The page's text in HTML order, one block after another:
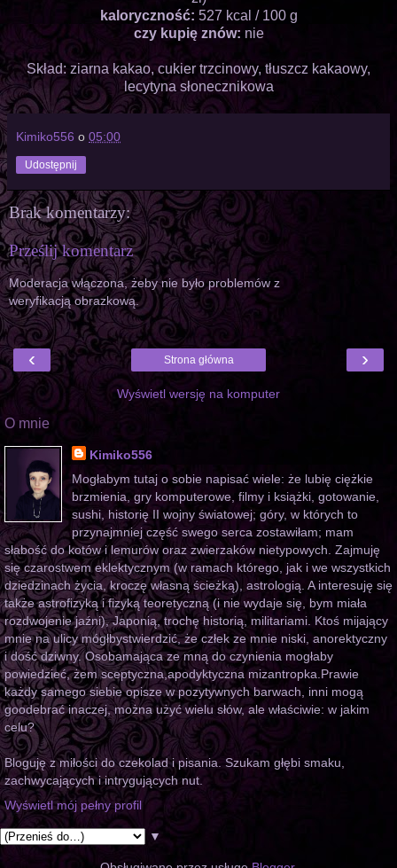
kaloryczność: 527 kcal / 100 g
czy kupię znów: nie
Skład: ziarna kakao, cukier trzcinowy, tłuszcz kakaowy,
lecytyna słonecznikowa
Kimiko556 o 05:00
Udostępnij
Brak komentarzy:
Prześlij komentarz
Moderacja włączona, żeby nie było problemów z
weryfikacją obrazkową.
‹ ›
Strona główna
Wyświetl wersję na komputer
O mnie
Kimiko556
Mogłabym tutaj o sobie napisać wiele: że lubię ciężkie
brzmienia, gry komputerowe, filmy i książki, gotowanie,
sushi, historię II wojny światowej; góry, w których to
przynajmniej część swego serca zostawiłam; mam
słabość do kotów i lemurów oraz zwierzaków nietypowych. Zajmuję
się czarostwem eklektycznym (w ramach którego, jak i we wszystkich
dziedzinach życia, kroczę własną ścieżką), astrologią. A interesuję się
także astrofizyką i fizyką teoretyczną (i nie wydaje się, bym miała
rozdwojenie jaźni), Japonią, trochę historią, militariami. Ktoś mijający
mnie na ulicy mógłbystwierdzić, że człek ze mnie niski, anorektyczny
i dość dziwny. Osobamająca ze mną do czynienia mogłaby
powiedzieć, żem sceptyczna,apodyktyczna mizantropka.Prawie
każdy samego siebie opisze w pozytywnych barwach, inni mogą
goodebrać inaczej, można użyć wielu słów, ale właściwie: w jakim
celu?
Bloguję z miłości do czekolad i pisania. Szukam głębi smaku,
zachwycających i intrygujących nut.
Wyświetl mój pełny profil
▼